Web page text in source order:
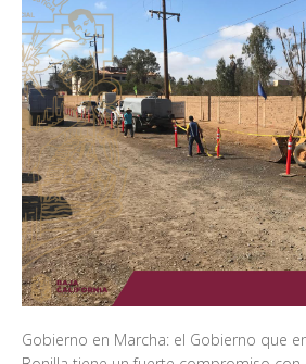
Gobierno en Marcha: el Gobierno que